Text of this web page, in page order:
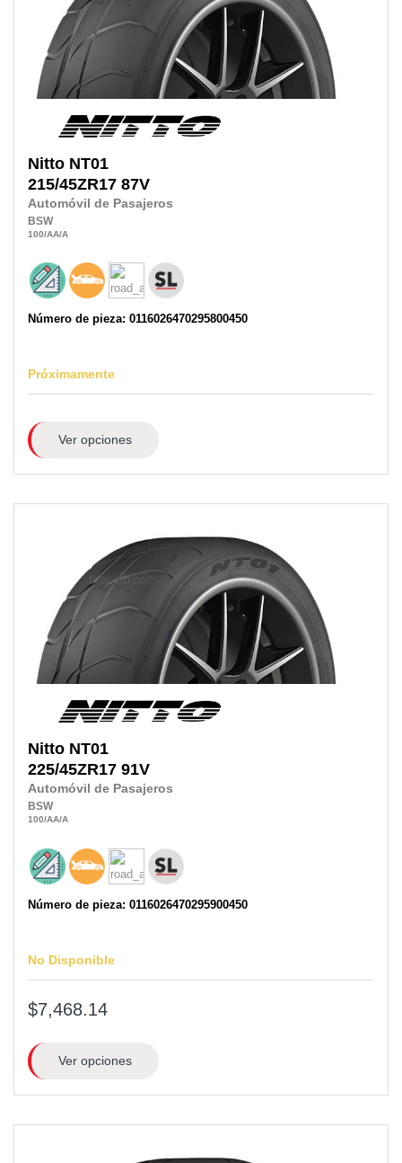
Nitto NT01
215/45ZR17 87V
Automóvil de Pasajeros
BSW
100/AA/A
Número de pieza: 0116026470295800450
Próximamente
Ver opciones
Nitto NT01
225/45ZR17 91V
Automóvil de Pasajeros
BSW
100/AA/A
Número de pieza: 0116026470295900450
No Disponible
$7,468.14
Ver opciones